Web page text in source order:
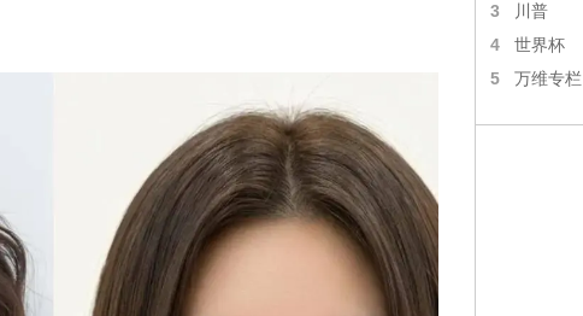
3 川普
4 世界杯
5 万维专栏